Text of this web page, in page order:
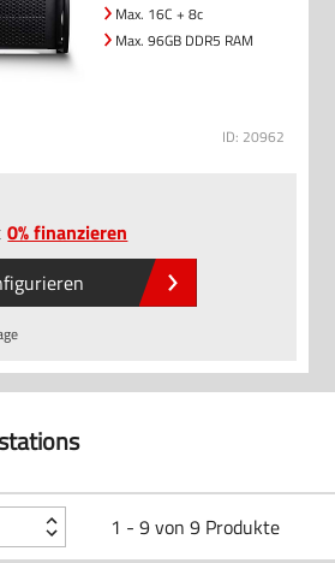
Max. 16C + 8c
Max. 96GB DDR5 RAM
ID: 20962
0% finanzieren
1 - 9 von 9 Produkte